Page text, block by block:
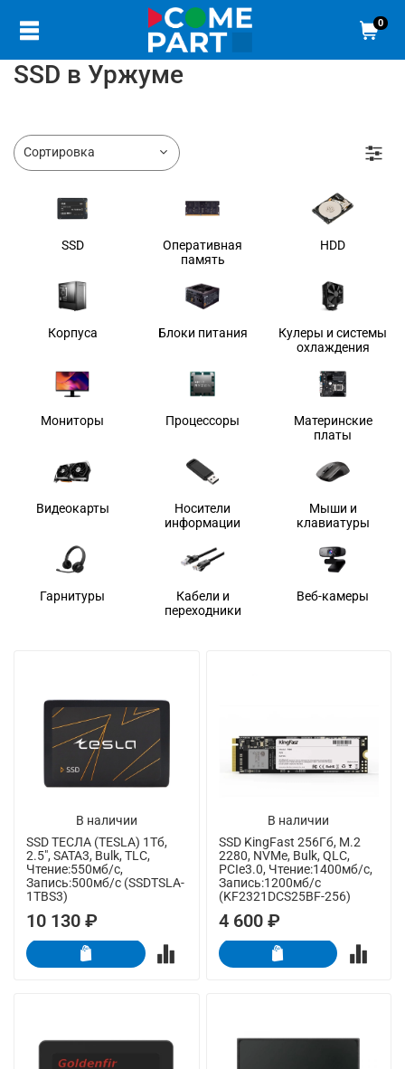
0
SSD в Уржуме
SSD
Оперативная
память
HDD
Корпуса Блоки питания
Кулеры и системы
охлаждения
Мониторы Процессоры
Материнские
платы
Видеокарты
Носители
информации
Мыши и
клавиатуры
Гарнитуры
Кабели и
переходники
Веб-камеры
В наличии
SSD ТЕСЛА (TESLA) 1Тб,
2.5", SATA3, Bulk, TLC,
Чтение:550мб/с,
Запись:500мб/с (SSDTSLA-
1TBS3)
10 130 ₽
В наличии
SSD KingFast 256Гб, M.2
2280, NVMe, Bulk, QLC,
PCIe3.0, Чтение:1400мб/с,
Запись:1200мб/с
(KF2321DCS25BF-256)
4 600 ₽